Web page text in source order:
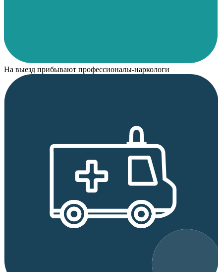
На выезд прибывают профессионалы-наркологи